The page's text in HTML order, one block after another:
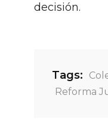
decisión.
Tags:
Reforma